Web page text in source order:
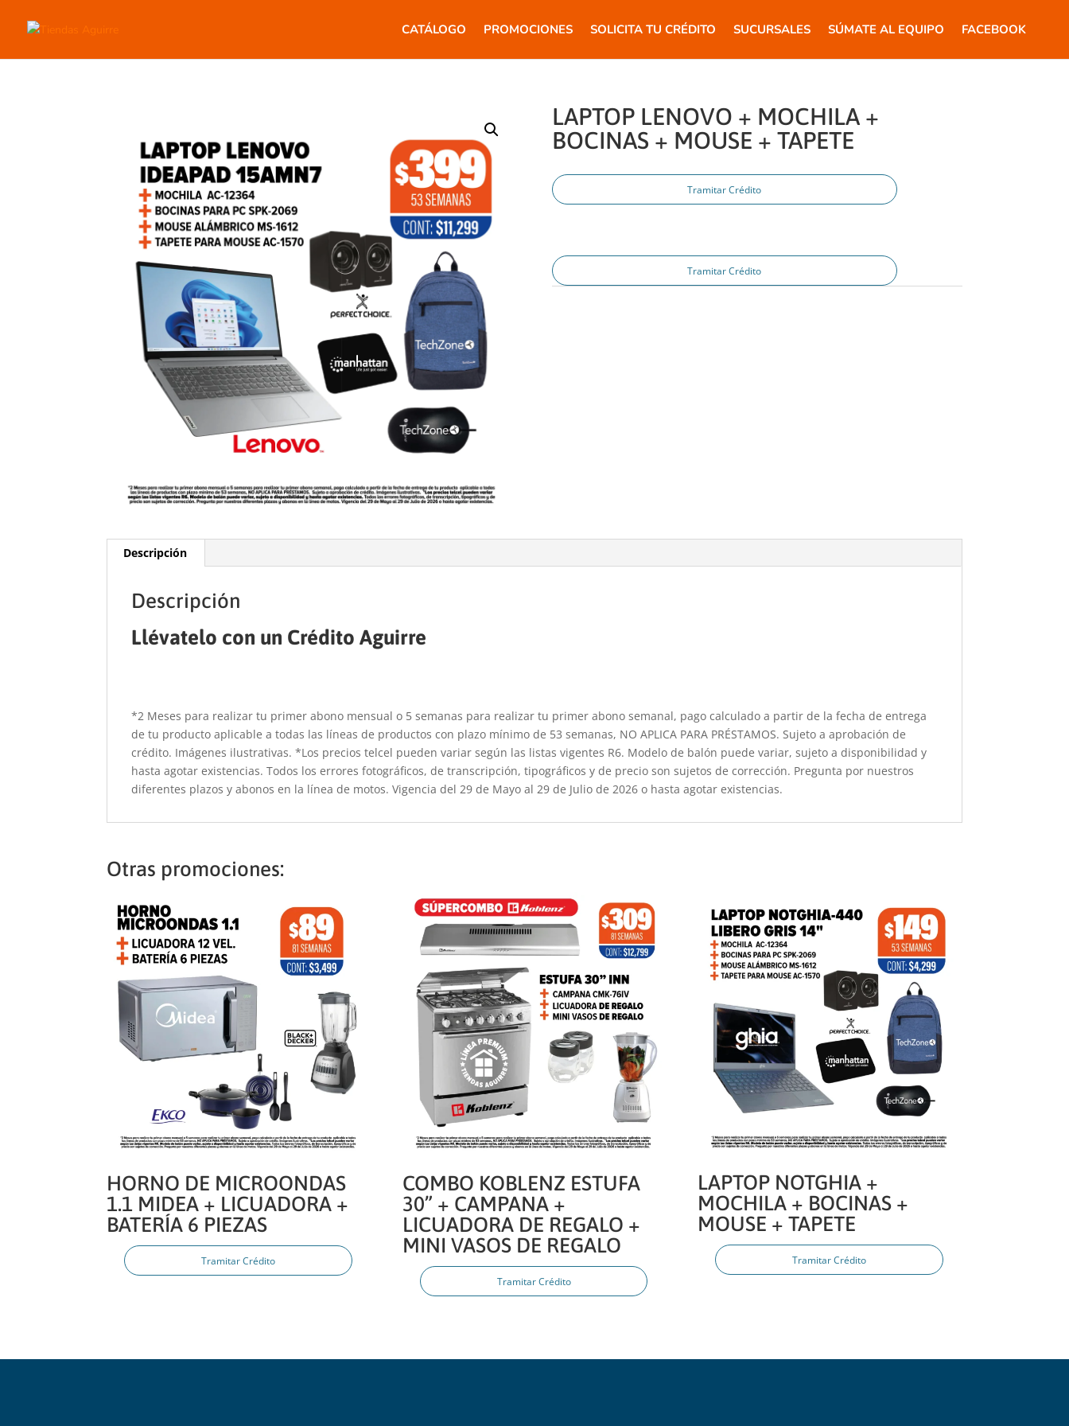
CATÁLOGO PROMOCIONES SOLICITA TU CRÉDITO SUCURSALES SÚMATE AL EQUIPO FACEBOOK
LAPTOP LENOVO + MOCHILA +
BOCINAS + MOUSE + TAPETE
Tramitar Crédito
Tramitar Crédito
Descripción
Descripción
Llévatelo con un Crédito Aguirre
*2 Meses para realizar tu primer abono mensual o 5 semanas para realizar tu primer abono semanal, pago calculado a partir de la fecha de entrega
de tu producto aplicable a todas las líneas de productos con plazo mínimo de 53 semanas, NO APLICA PARA PRÉSTAMOS. Sujeto a aprobación de
crédito. Imágenes ilustrativas. *Los precios telcel pueden variar según las listas vigentes R6. Modelo de balón puede variar, sujeto a disponibilidad y
hasta agotar existencias. Todos los errores fotográficos, de transcripción, tipográficos y de precio son sujetos de corrección. Pregunta por nuestros
diferentes plazos y abonos en la línea de motos. Vigencia del 29 de Mayo al 29 de Julio de 2026 o hasta agotar existencias.
Otras promociones:
HORNO DE MICROONDAS
1.1 MIDEA + LICUADORA +
BATERÍA 6 PIEZAS
Tramitar Crédito
COMBO KOBLENZ ESTUFA
30” + CAMPANA +
LICUADORA DE REGALO +
MINI VASOS DE REGALO
Tramitar Crédito
LAPTOP NOTGHIA +
MOCHILA + BOCINAS +
MOUSE + TAPETE
Tramitar Crédito